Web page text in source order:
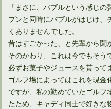
「まさに、バブルという感じ
プンと同時にバブルがはじけ
くありませんでした。
昔はすごかった、と先輩から聞
そのかわり、これは今でもそう
必ずお菓子やジュースを貰って
ゴルフ場によってはこれを現金
ですが、私の勤めていたゴルフ
たため、キャディ同士で好きな